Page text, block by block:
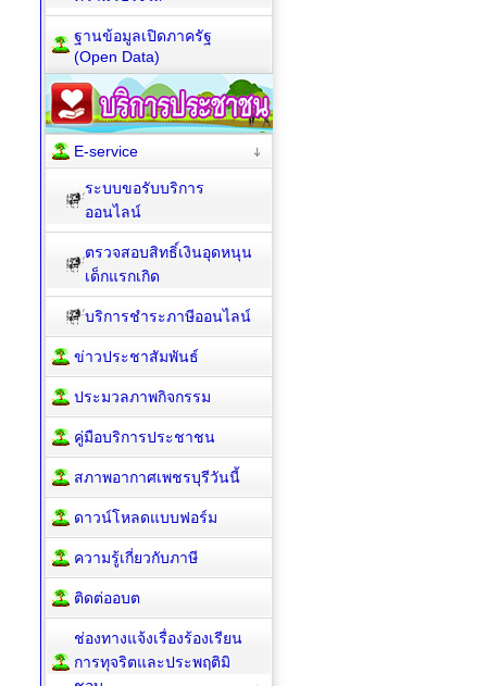
ฐานข้อมูลเปิดภาครัฐ
(Open Data)
E-service
ระบบขอรับบริการ
ออนไลน์
ตรวจสอบสิทธิ์เงินอุดหนุน
เด็กแรกเกิด
บริการชำระภาษีออนไลน์
ข่าวประชาสัมพันธ์
ประมวลภาพกิจกรรม
คู่มือบริการประชาชน
สภาพอากาศเพชรบุรีวันนี้
ดาวน์โหลดแบบฟอร์ม
ความรู้เกี่ยวกับภาษี
ติดต่ออบต
ช่องทางแจ้งเรื่องร้องเรียน
การทุจริตและประพฤติมิ